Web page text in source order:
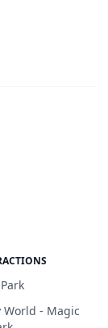
World - Magic